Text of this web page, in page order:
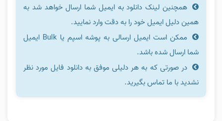
همچنین لینک دانلود به ایمیل شما ارسال خواهد شد به
همین دلیل ایمیل خود را به دقت وارد نمایید.
ممکن است ایمیل ارسالی به پوشه اسپم یا Bulk ایمیل
شما ارسال شده باشد.
در صورتی که به هر دلیلی موفق به دانلود فایل مورد نظر
نشدید با ما تماس بگیرید.